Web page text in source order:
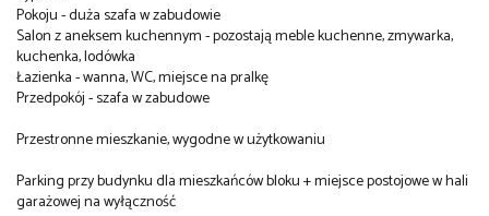
Pokoju - duża szafa w zabudowie
Salon z aneksem kuchennym - pozostają meble kuchenne, zmywarka,
kuchenka, lodówka
Łazienka - wanna, WC, miejsce na pralkę
Przedpokój - szafa w zabudowe
Przestronne mieszkanie, wygodne w użytkowaniu
Parking przy budynku dla mieszkańców bloku + miejsce postojowe w hali
garażowej na wyłączność